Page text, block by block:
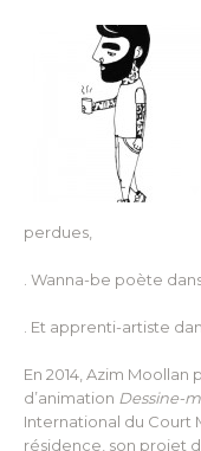
perdues,
. Wanna-be poète
. Et apprenti-artiste
En 2014, Azim Moollan
d’animation Dessine-
International du Court
résidence, son projet